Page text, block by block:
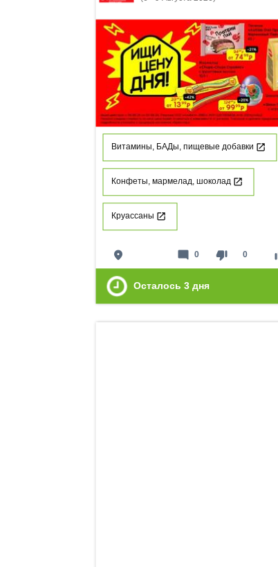
Витамины, БАДы, пищевые добавки
Конфеты, мармелад, шоколад
Круассаны
place thumb_down 0
mode_comment 0
Осталось 3 дня